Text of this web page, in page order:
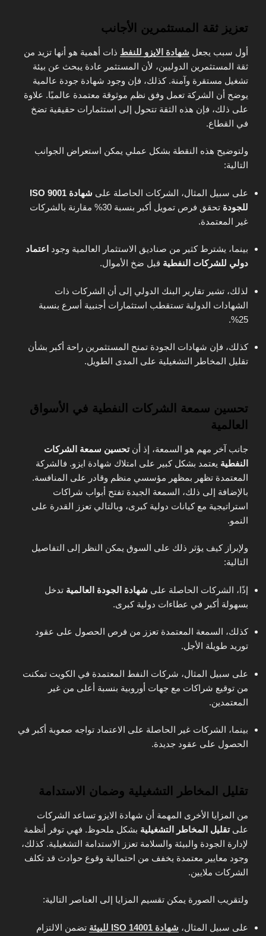
تعزيز ثقة المستثمرين الأجانب
أول سبب يجعل شهادة الايزو للنفط ذات أهمية هو أنها تزيد من
ثقة المستثمرين الدوليين، لأن المستثمر عادة يبحث عن بيئة
تشغيل مستقرة وآمنة. كذلك، فإن وجود شهادة جودة عالمية
يوضح أن الشركة تعمل وفق نظم موثوقة معتمدة عالميًا. علاوة
على ذلك، فإن هذه الثقة تتحول إلى استثمارات حقيقية تضخ
في القطاع.
ولتوضيح هذه النقطة بشكل عملي يمكن استعراض الجوانب
التالية:
على سبيل المثال، الشركات الحاصلة على
شهادة ISO 9001
للجودة
تحقق فرص تمويل أكبر بنسبة 30% مقارنة بالشركات
غير المعتمدة.
بينما، يشترط كثير من صناديق الاستثمار العالمية وجود اعتماد
دولي للشركات النفطية قبل ضخ الأموال.
لذلك، تشير تقارير البنك الدولي إلى أن الشركات ذات
الشهادات الدولية تستقطب استثمارات أجنبية أسرع بنسبة
25%.
كذلك، فإن شهادات الجودة تمنح المستثمرين راحة أكبر بشأن
تقليل المخاطر التشغيلية على المدى الطويل.
تحسين سمعة الشركات النفطية في الأسواق
العالمية
جانب آخر مهم هو السمعة، إذ أنتحسين سمعة الشركات
النفطية يعتمد بشكل كبير على امتلاك شهادة ايزو. فالشركة
المعتمدة تظهر بمظهر مؤسسي منظم وقادر على المنافسة.
بالإضافة إلى ذلك، السمعة الجيدة تفتح أبواب شراكات
استراتيجية مع كيانات دولية كبرى، وبالتالي تعزز القدرة على
النمو.
ولإبراز كيف يؤثر ذلك على السوق يمكن النظر إلى التفاصيل
التالية:
إذًا، الشركات الحاصلة على شهادة الجودة العالمية تدخل
بسهولة أكبر في عطاءات دولية كبرى.
كذلك، السمعة المعتمدة تعزز من فرص الحصول على عقود
توريد طويلة الأجل.
على سبيل المثال، شركات النفط المعتمدة في الكويت تمكنت
من توقيع شراكات مع جهات أوروبية بنسبة أعلى من غير
المعتمدين.
بينما، الشركات غير الحاصلة على الاعتماد تواجه صعوبة أكبر في
الحصول على عقود جديدة.
تقليل المخاطر التشغيلية وضمان الاستدامة
من المزايا الأخرى المهمة أن شهادة الايزو تساعد الشركات
علىتقليل المخاطر التشغيلية بشكل ملحوظ. فهي توفر أنظمة
لإدارة الجودة والبيئة والسلامة تعزز الاستدامة التشغيلية. كذلك،
وجود معايير معتمدة يخفف من احتمالية وقوع حوادث قد تكلف
الشركات ملايين.
ولتقريب الصورة يمكن تقسيم المزايا إلى العناصر التالية:
على سبيل المثال، شهادة ISO 14001 للبيئة تضمن الالتزام